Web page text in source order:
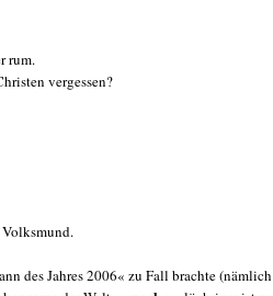
rum.
vergessen?
Volksmund.
des Jahres 2006« zu Fall brachte